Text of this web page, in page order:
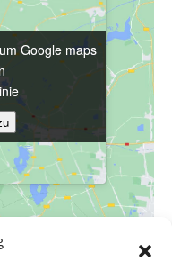
Google maps
Google maps